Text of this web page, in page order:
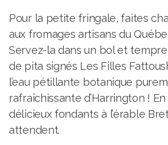
Pour la petite fringale, faites
aux fromages artisans du
Servez-la dans un bol et
de pita signés Les Filles
l’eau pétillante botanique
rafraîchissante d’Harrington !
délicieux fondants à l’érable
attendent.